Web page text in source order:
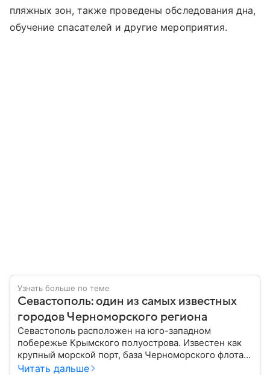
пляжных зон, также проведены обследования дна,
обучение спасателей и другие мероприятия.
Узнать больше по теме
Севастополь: один из самых известных
городов Черноморского региона
Севастополь расположен на юго-западном
побережье Крымского полуострова. Известен как
крупный морской порт, база Черноморского флота и
город с богатой военной историей, сыгравший
Читать дальше